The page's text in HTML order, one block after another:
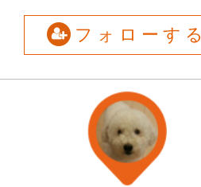
フォローする